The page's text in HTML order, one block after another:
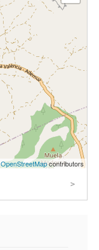
OpenStreetMapcontributors